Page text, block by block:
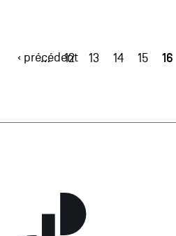
‹ précédent
… 12 13 14 15 16